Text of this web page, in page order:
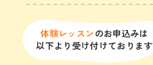
体験レッスンのお申込みは
以下より受け付けております